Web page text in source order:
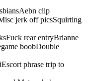
clip
jerk off picsSquirting
rear entryBrianne
boobDouble
phrase trip to